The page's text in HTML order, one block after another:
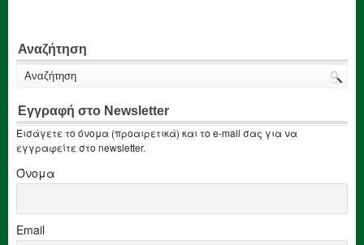
Αναζήτηση
Εγγραφή στο Newsletter
Εισάγετε το όνομα (προαιρετικά) και το e-mail σας για να
εγγραφείτε στο newsletter.
Όνομα
Email